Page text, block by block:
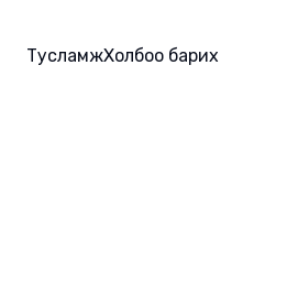
ТусламжХолбоо барих